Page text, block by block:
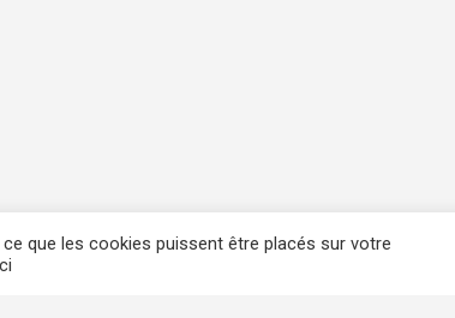
que les cookies puissent être placés sur votre